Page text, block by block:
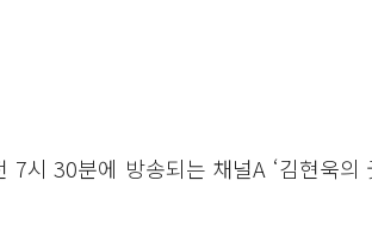
30분에 방송되는 채널A ‘김현욱의